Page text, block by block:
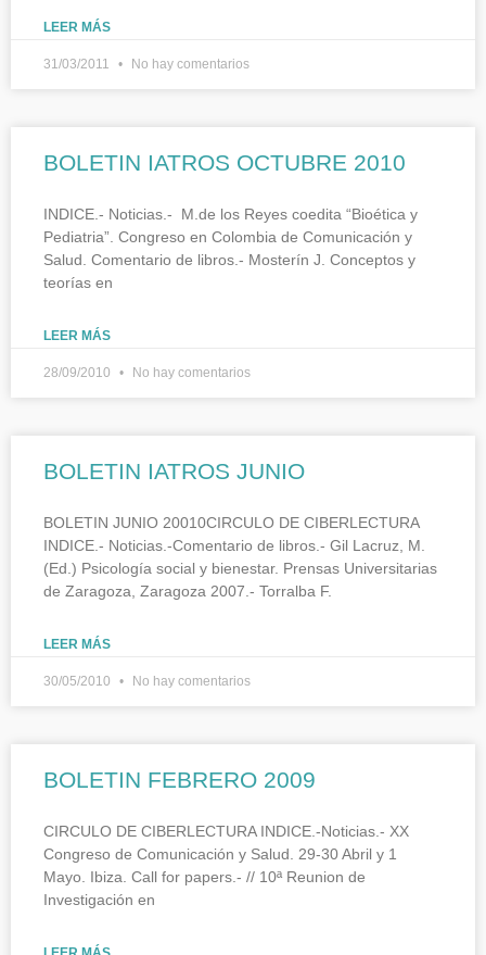
LEER MÁS
31/03/2011 No hay comentarios
BOLETIN IATROS OCTUBRE 2010
INDICE.- Noticias.- M.de los Reyes coedita “Bioética y
Pediatria”. Congreso en Colombia de Comunicación y
Salud. Comentario de libros.- Mosterín J. Conceptos y
teorías en
LEER MÁS
28/09/2010 No hay comentarios
BOLETIN IATROS JUNIO
BOLETIN JUNIO 20010CIRCULO DE CIBERLECTURA
INDICE.- Noticias.-Comentario de libros.- Gil Lacruz, M.
(Ed.) Psicología social y bienestar. Prensas Universitarias
de Zaragoza, Zaragoza 2007.- Torralba F.
LEER MÁS
30/05/2010 No hay comentarios
BOLETIN FEBRERO 2009
CIRCULO DE CIBERLECTURA INDICE.-Noticias.- XX
Congreso de Comunicación y Salud. 29-30 Abril y 1
Mayo. Ibiza. Call for papers.- // 10ª Reunion de
Investigación en